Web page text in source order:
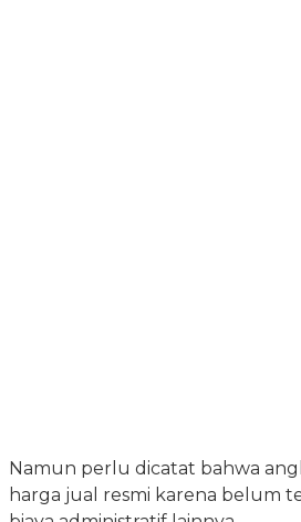
Namun perlu dicatat bahwa
harga jual resmi karena belum